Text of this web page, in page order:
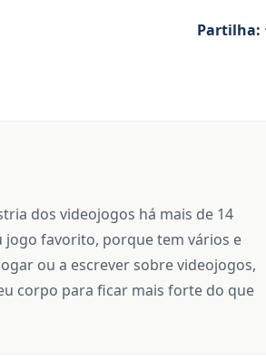
Partilha:
dos videojogos há mais de 14
jogo favorito, porque tem vários e
ou a escrever sobre videojogos,
corpo para ficar mais forte do que